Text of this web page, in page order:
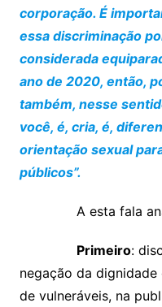
corporação. É
essa discriminação
considerada
ano de 2020, então,
também, nesse
você, é, cria, é,
orientação sexual
públicos”.
A esta fala
Primeiro:
negação da
de vulneráveis, na